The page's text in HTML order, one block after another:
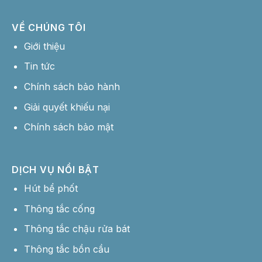
VỀ CHÚNG TÔI
Giới thiệu
Tin tức
Chính sách bảo hành
Giải quyết khiếu nại
Chính sách bảo mật
DỊCH VỤ NỔI BẬT
Hút bể phốt
Thông tắc cống
Thông tắc chậu rửa bát
Thông tắc bồn cầu